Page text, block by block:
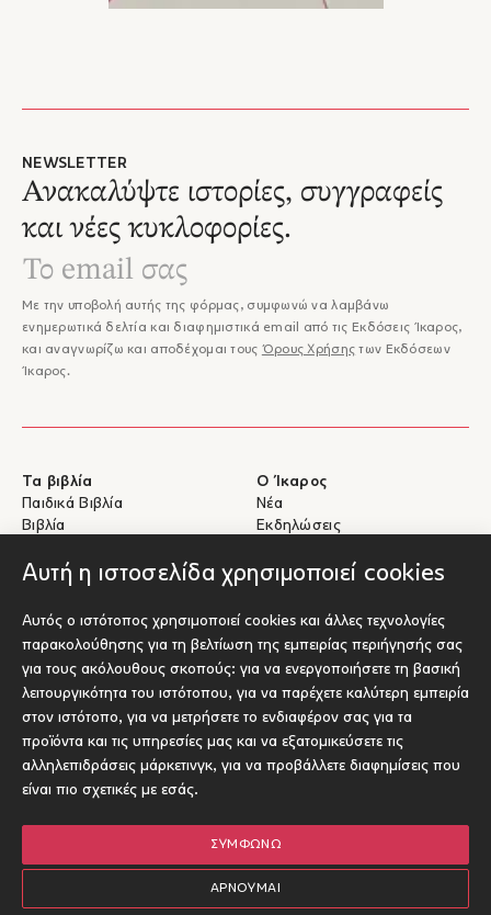
Αυτή η ιστοσελίδα χρησιμοποιεί cookies
Αυτός ο ιστότοπος χρησιμοποιεί cookies και άλλες τεχνολογίες
παρακολούθησης για τη βελτίωση της εμπειρίας περιήγησής σας
για τους ακόλουθους σκοπούς: για να ενεργοποιήσετε τη βασική
λειτουργικότητα του ιστότοπου, για να παρέχετε καλύτερη εμπειρία
στον ιστότοπο, για να μετρήσετε το ενδιαφέρον σας για τα
προϊόντα και τις υπηρεσίες μας και να εξατομικεύσετε τις
αλληλεπιδράσεις μάρκετινγκ, για να προβάλλετε διαφημίσεις που
είναι πιο σχετικές με εσάς.
ΣΥΜΦΩΝΏ
ΑΡΝΟΎΜΑΙ
NEWSLETTER
Ανακαλύψτε ιστορίες, συγγραφείς
και νέες κυκλοφορίες.
Με την υποβολή αυτής της φόρμας, συμφωνώ να λαμβάνω
ενημερωτικά δελτία και διαφημιστικά email από τις Εκδόσεις Ίκαρος,
και αναγνωρίζω και αποδέχομαι τους Όρους Χρήσης των Εκδόσεων
Ίκαρος.
Τα βιβλία
Παιδικά Βιβλία
Βιβλία
Ο Ίκαρος
Νέα
Εκδηλώσεις
Βοήθεια
Αποστολές & Επιστροφές
Πληρωμές & Ασφάλεια
Σχετικά με τα eBooks
Επικοινωνία
Για Συγγραφείς
Υποβολή έργου προς έκδοση
Socials
Πολιτική Cookies